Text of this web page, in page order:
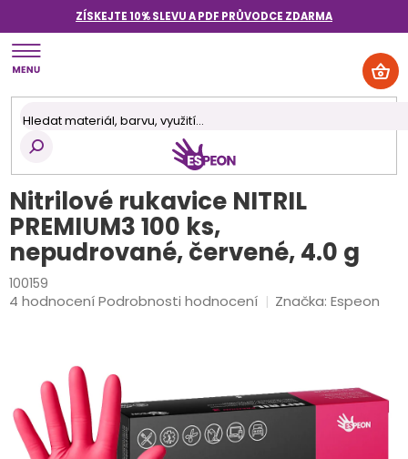
obsah
ZÍSKEJTE 10% SLEVU A PDF PRŮVODCE ZDARMA
Nitrilové rukavice NITRIL
PREMIUM3 100 ks,
nepudrované, červené, 4.0 g
100159
Průměrné
5
hvězdiček.
4 hodnoceníPodrobnosti hodnocení Značka:Espeon